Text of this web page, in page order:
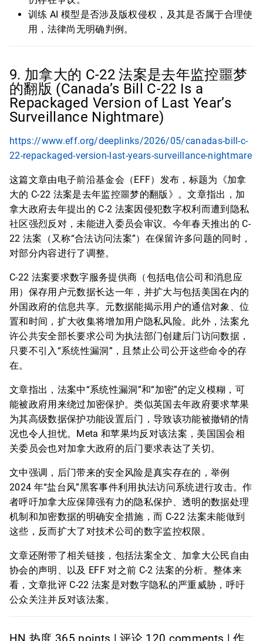
训练 AI 模型是否涉及版权侵权，及其是否属于合理使
用，法律尚无明确判例。
9. 加拿大的 C-22 法案是去年监控噩梦
的翻版 (Canada’s Bill C-22 Is a
Repackaged Version of Last Year’s
Surveillance Nightmare)
https://www.eff.org/deeplinks/2026/05/canadas-bill-c-
22-repackaged-version-last-years-surveillance-nightmare
这篇文章由电子前沿基金会（EFF）发布，标题为《加拿
大的 C-22 法案是去年监控噩梦的翻版》。文章指出，加
拿大政府去年提出的 C-2 法案因侵犯数字权利而遭到隐私
社区强烈反对，未能进入委员会审议。今年春天推出的 C-
22 法案（又称“合法访问法案”）在保留许多问题的同时，
对部分内容进行了调整。
C-22 法案要求数字服务提供商（包括电信公司和消息应
用）保存用户元数据长达一年，并扩大与包括美国在内的
外国政府的信息共享。元数据能揭示用户的通信对象、位
置和时间，扩大收集将增加用户隐私风险。此外，法案允
许公共安全部长要求公司为执法部门创建后门访问数据，
只要不引入“系统性漏洞”，且禁止公司公开这些命令的存
在。
文章指出，法案中“系统性漏洞”和“加密”的定义模糊，可
能被政府用来绕过加密保护。类似英国去年政府要求苹果
为其高级数据保护功能设置后门，导致该功能被撤销的情
况也令人担忧。Meta 和苹果均反对该法案，美国国会相
关委员会也对加拿大政府的后门要求表达了关切。
文中强调，后门带来的安全风险是真实存在的，举例
2024 年“盐台风”黑客事件利用执法访问系统进行攻击。作
者呼吁加拿大应保障强有力的隐私保护、透明的数据处理
机制和加密数据的明确安全措施，而 C-22 法案未能做到
这些，反而扩大了对技术公司的数字监控权限。
文章还附带了相关链接，包括法案全文、加拿大公民自由
协会的声明、以及 EFF 对之前 C-2 法案的分析。整体来
看，文章批评 C-22 法案是对数字隐私的严重威胁，呼吁
公众关注并反对该法案。